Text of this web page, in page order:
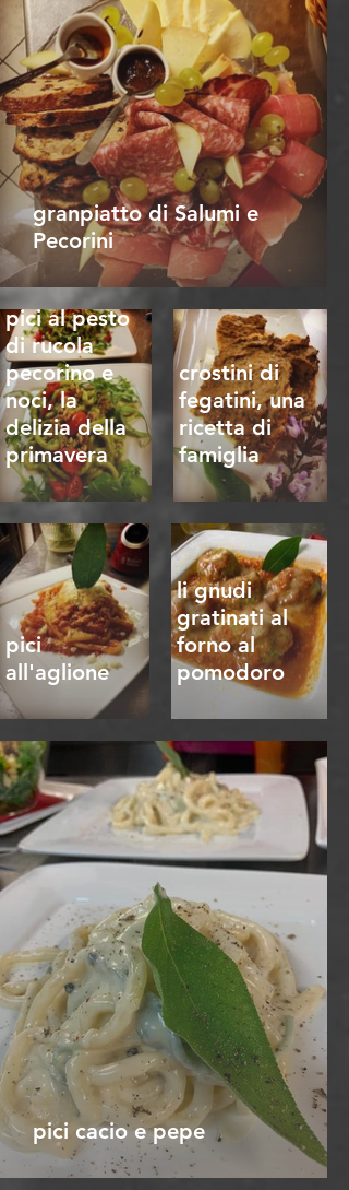
granpiatto di Salumi e
Pecorini
pici al pesto
di rucola
pecorino e
noci, la
delizia della
primavera
crostini di
fegatini, una
ricetta di
famiglia
pici
all'aglione
li gnudi
gratinati al
forno al
pomodoro
pici cacio e pepe